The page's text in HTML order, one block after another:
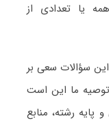
یا تعدادی از
سؤالات سعی بر
توصیه ما این است
پایه رشته، منابع